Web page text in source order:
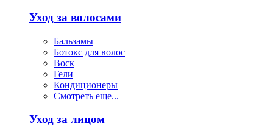
Уход за волосами
Бальзамы
Ботокс для волос
Воск
Гели
Кондиционеры
Смотреть еще...
Уход за лицом